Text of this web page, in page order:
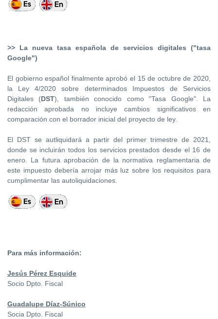
>> La nueva tasa española de servicios digitales ("tasa
Google")
El gobierno español finalmente aprobó el 15 de octubre de 2020,
la Ley 4/2020 sobre determinados Impuestos de Servicios
Digitales (DST), también conocido como "Tasa Google". La
redacción aprobada no incluye cambios significativos en
comparación con el borrador inicial del proyecto de ley.
El DST se autliquidará a partir del primer trimestre de 2021,
donde se incluirán todos los servicios prestados desde el 16 de
enero. La futura aprobación de la normativa reglamentaria de
este impuesto debería arrojar más luz sobre los requisitos para
cumplimentar las autoliquidaciones.
Para más información:
Jesús Pérez Esquide
Socio Dpto. Fiscal
Guadalupe Díaz-Súnico
Socia Dpto. Fiscal